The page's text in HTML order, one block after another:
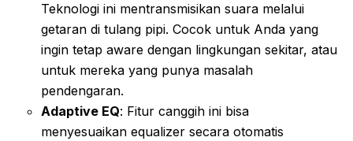
Teknologi ini mentransmisikan suara melalui
getaran di tulang pipi. Cocok untuk Anda yang
ingin tetap aware dengan lingkungan sekitar, atau
untuk mereka yang punya masalah
pendengaran.
Adaptive EQ: Fitur canggih ini bisa
menyesuaikan equalizer secara otomatis